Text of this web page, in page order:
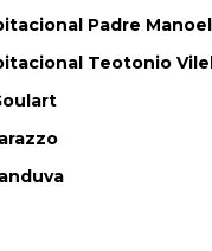
Padre
Teotonio